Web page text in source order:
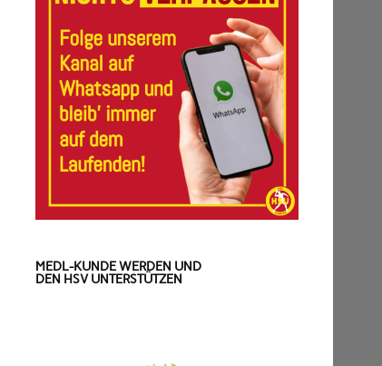
MEDL-KUNDE WERDEN UND
DEN HSV UNTERSTÜTZEN